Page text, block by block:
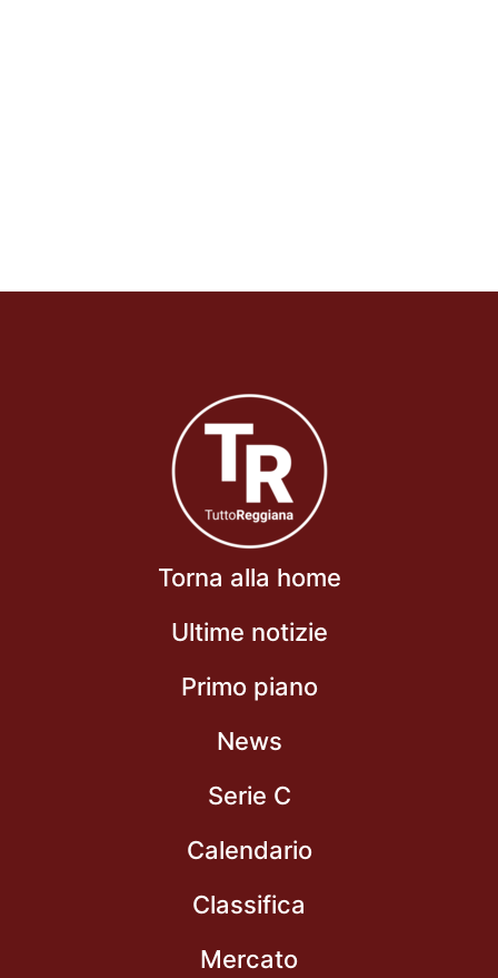
Torna alla home
Ultime notizie
Primo piano
News
Serie C
Calendario
Classifica
Mercato